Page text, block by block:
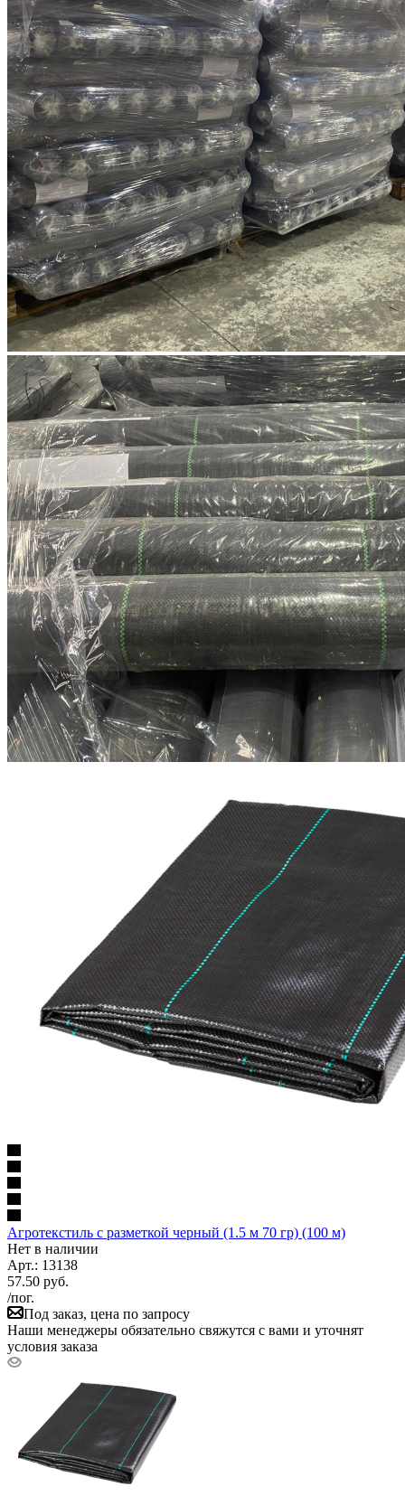
Агротекстиль с разметкой черный (1.5 м 70 гр) (100 м)
Нет в наличии
Арт.: 13138
57.50 руб.
/пог.
Под заказ, цена по запросу
Наши менеджеры обязательно свяжутся с вами и уточнят
условия заказа